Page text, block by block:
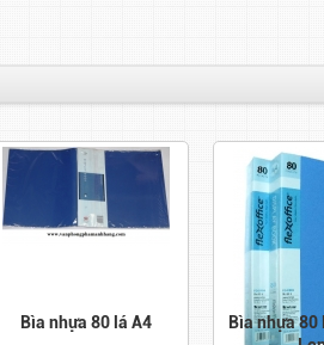
Bìa nhựa 80 lá A4
Bìa nhựa 80